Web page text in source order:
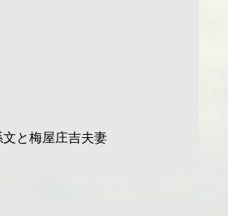
文と梅屋庄吉夫妻